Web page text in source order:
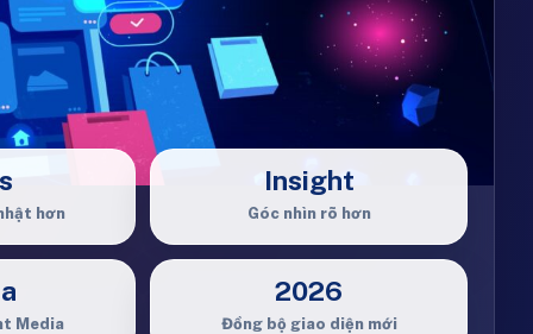
hơn
Insight
Góc nhìn rõ hơn
Media
2026
Đồng bộ giao diện mới